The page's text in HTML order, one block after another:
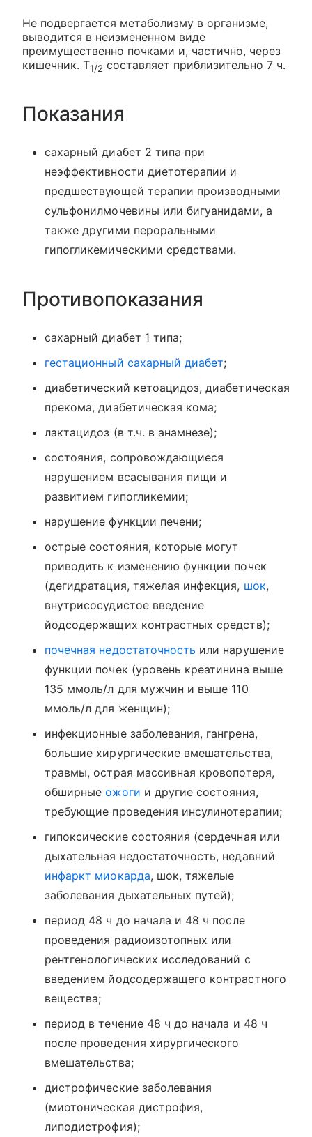
Не подвергается метаболизму в организме,
выводится в неизмененном виде
преимущественно почками и, частично, через
кишечник. T1/2 составляет приблизительно 7 ч.
Показания
сахарный диабет 2 типа при
неэффективности диетотерапии и
предшествующей терапии производными
сульфонилмочевины или бигуанидами, а
также другими пероральными
гипогликемическими средствами.
Противопоказания
сахарный диабет 1 типа;
гестационный сахарный диабет;
диабетический кетоацидоз, диабетическая
прекома, диабетическая кома;
лактацидоз (в т.ч. в анамнезе);
состояния, сопровождающиеся
нарушением всасывания пищи и
развитием гипогликемии;
нарушение функции печени;
острые состояния, которые могут
приводить к изменению функции почек
(дегидратация, тяжелая инфекция, шок,
внутрисосудистое введение
йодсодержащих контрастных средств);
почечная недостаточность или нарушение
функции почек (уровень креатинина выше
135 ммоль/л для мужчин и выше 110
ммоль/л для женщин);
инфекционные заболевания, гангрена,
большие хирургические вмешательства,
травмы, острая массивная кровопотеря,
обширныеожоги и другие состояния,
требующие проведения инсулинотерапии;
гипоксические состояния (сердечная или
дыхательная недостаточность, недавний
инфаркт миокарда, шок, тяжелые
заболевания дыхательных путей);
период 48 ч до начала и 48 ч после
проведения радиоизотопных или
рентгенологических исследований с
введением йодсодержащего контрастного
вещества;
период в течение 48 ч до начала и 48 ч
после проведения хирургического
вмешательства;
дистрофические заболевания
(миотоническая дистрофия,
липодистрофия);